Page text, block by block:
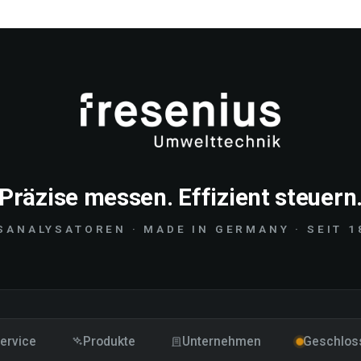
messen. Effizient steuern.
· MADE IN GERMANY · SEIT
Produkte Unternehmen